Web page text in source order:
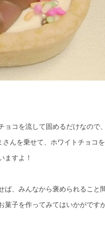
ョコを流して固めるだけなので
んを乗せて、ホワイトチョコ
ますよ！
ば、みんなから褒められるこ
菓子を作ってみてはいかがです